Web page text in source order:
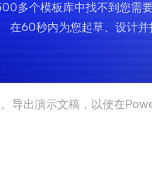
多个模板库中找不到您需
在60秒内为您起草、设计并